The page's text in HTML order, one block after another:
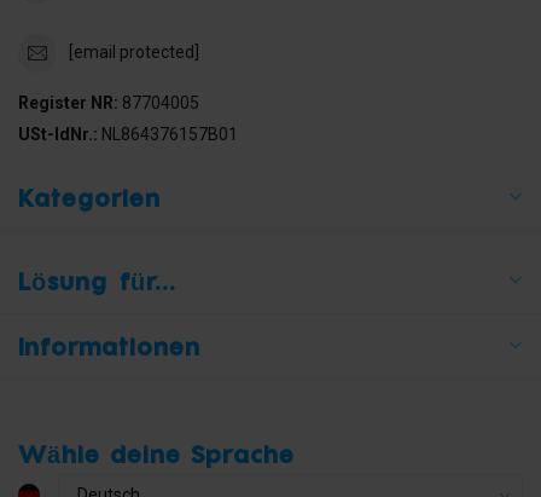
[email protected]
Register NR: 87704005
USt-IdNr.: NL864376157B01
Kategorien
Lösung für...
Informationen
Wähle deine Sprache